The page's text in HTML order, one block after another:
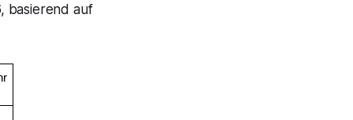
basierend auf